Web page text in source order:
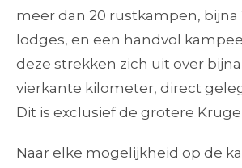
meer dan 20 rustkampen, bijna
lodges, en een handvol
deze strekken zich uit over bijna
vierkante kilometer, direct
Dit is exclusief de grotere
Naar elke mogelijkheid op de